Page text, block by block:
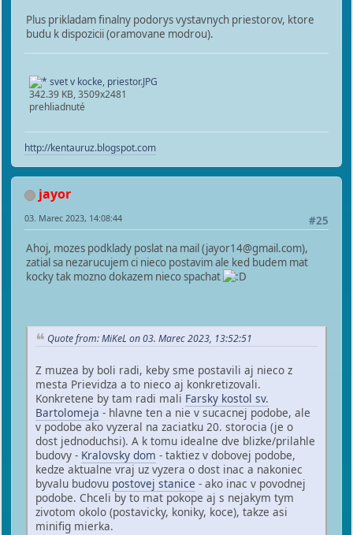
Plus prikladam finalny podorys vystavnych priestorov, ktore
budu k dispozicii (oramovane modrou).
svet v kocke, priestor.JPG
342.39 KB, 3509x2481
prehliadnuté
http://kentauruz.blogspot.com
jayor
#25
03. Marec 2023, 14:08:44
Ahoj, mozes podklady poslat na mail (jayor14@gmail.com),
zatial sa nezarucujem ci nieco postavim ale ked budem mat
kocky tak mozno dokazem nieco spachat
Quote from: MiKeL on 03. Marec 2023, 13:52:51
Z muzea by boli radi, keby sme postavili aj nieco z
mesta Prievidza a to nieco aj konkretizovali.
Konkretene by tam radi mali Farsky kostol sv.
Bartolomeja - hlavne ten a nie v sucacnej podobe, ale
v podobe ako vyzeral na zaciatku 20. storocia (je o
dost jednoduchsi). A k tomu idealne dve blizke/prilahle
budovy - Kralovsky dom - taktiez v dobovej podobe,
kedze aktualne vraj uz vyzera o dost inac a nakoniec
byvalu budovu postovej stanice - ako inac v povodnej
podobe. Chceli by to mat pokope aj s nejakym tym
zivotom okolo (postavicky, koniky, koce), takze asi
minifig mierka.